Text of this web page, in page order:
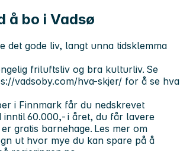
å bo i Vadsø
det gode liv, langt unna tidsklemma
friluftsliv og bra kulturliv. Se
vadsoby.com/hva-skjer/ for å se hva
i Finnmark får du nedskrevet
inntil 60.000,- i året, du får lavere
gratis barnehage. Les mer om
ut hvor mye du kan spare på å